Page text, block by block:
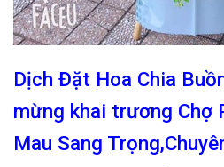
Dịch Đặt Hoa Chia
mừng khai trương Chợ
Mau Sang